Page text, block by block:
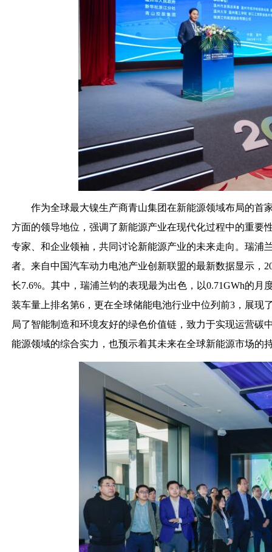
作为全球最大镍生产商青山集团在新能源领域布局的首
方面的领导地位，强调了新能源产业在现代化过程中的重要
专家、和企业领袖，共同讨论新能源产业的未来走向。瑞浦
者。来自中国汽车动力电池产业创新联盟的最新数据显示，
长7.6%。其中，瑞浦兰钧的表现最为出色，以0.71GWh的
装车量上排名第6，更在全球储能电池行业中位列前3，展现
局了智能制造和环境友好的绿色价值链，致力于实现运营
能源领域的综合实力，也预示着其未来在全球新能源市场的